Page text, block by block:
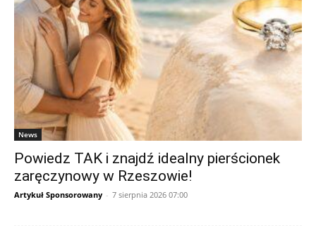
News
Powiedz TAK i znajdź idealny pierścionek
zaręczynowy w Rzeszowie!
Artykuł Sponsorowany - 7 sierpnia 2026 07:00